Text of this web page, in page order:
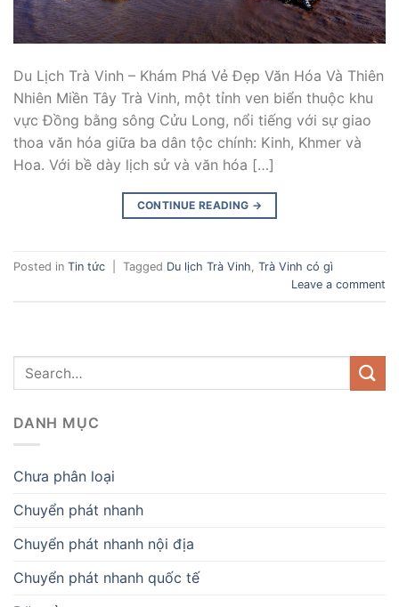
Du Lịch Trà Vinh – Khám Phá Vẻ Đẹp Văn Hóa Và Thiên
Nhiên Miền Tây Trà Vinh, một tỉnh ven biển thuộc khu
vực Đồng bằng sông Cửu Long, nổi tiếng với sự giao
thoa văn hóa giữa ba dân tộc chính: Kinh, Khmer và
Hoa. Với bề dày lịch sử và văn hóa […]
CONTINUE READING →
Posted in Tin tức Tagged Du lịch Trà Vinh Trà Vinh có gì
Leave a comment
DANH MỤC
Chưa phân loại
Chuyển phát nhanh
Chuyển phát nhanh nội địa
Chuyển phát nhanh quốc tế